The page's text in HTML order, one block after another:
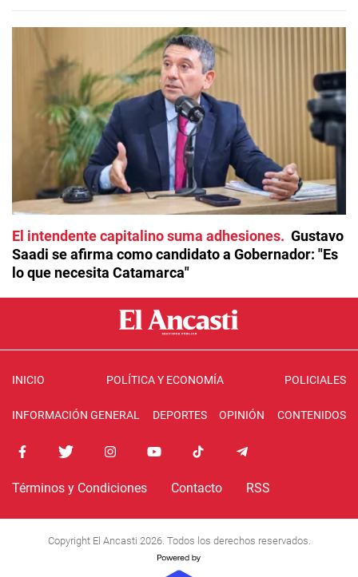
El intendente capitalino suma adhesiones
Gustavo
Saadi se afirma como candidato a Gobernador: "Es
lo que necesita Catamarca"
INICIO POLÍTICA Y ECONOMÍA POLICIALES
INFORMACIÓN GENERAL DEPORTES OPINIÓN CONTENIDOS
Términos y Condiciones Contacto RSS
Copyright El Ancasti 2026. Todos los derechos reservados.